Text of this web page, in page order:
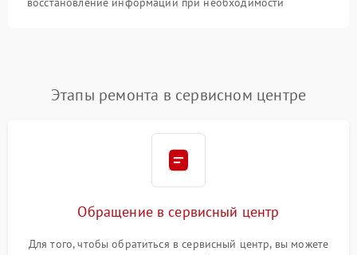
Этапы ремонта в сервисном центре
Обращение в сервисный центр
Для того, чтобы обратиться в сервисный центр, вы можете